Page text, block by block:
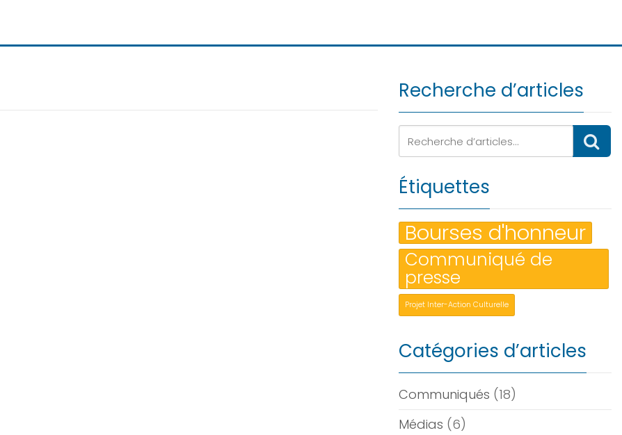
Recherche d’articles
Étiquettes
Bourses d'honneur
Communiqué de
presse
Projet Inter-Action Culturelle
Catégories d’articles
Communiqués (18)
Médias (6)